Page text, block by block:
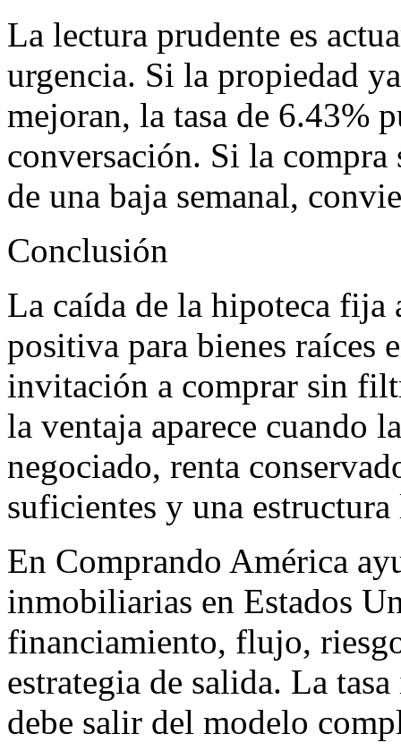
La lectura prudente es
urgencia. Si la propiedad
mejoran, la tasa de 6.43%
conversación. Si la
de una baja semanal,
Conclusión
La caída de la hipoteca fija
positiva para bienes raíces
invitación a comprar sin
la ventaja aparece cuando
negociado, renta
suficientes y una
En Comprando América
inmobiliarias en Estados
financiamiento, flujo,
estrategia de salida. La
debe salir del modelo